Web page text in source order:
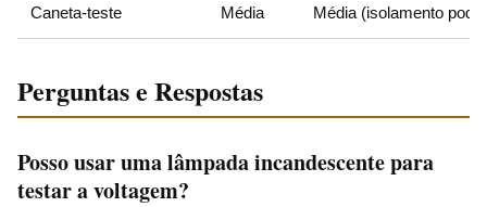
Caneta-teste Média Média (isolamento pode
Perguntas e Respostas
Posso usar uma lâmpada incandescente para
testar a voltagem?